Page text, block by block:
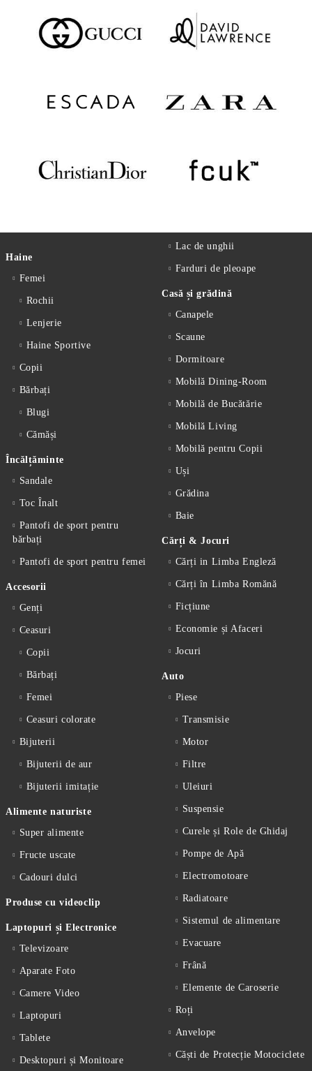
Haine
Femei
Rochii
Lenjerie
Haine Sportive
Copii
Bărbați
Blugi
Cămăși
Încălțăminte
Sandale
Toc Înalt
Pantofi de sport pentru
bărbați
Pantofi de sport pentru femei
Accesorii
Genți
Ceasuri
Copii
Bărbați
Femei
Ceasuri colorate
Bijuterii
Bijuterii de aur
Bijuterii imitație
Alimente naturiste
Super alimente
Fructe uscate
Cadouri dulci
Produse cu videoclip
Laptopuri și Electronice
Televizoare
Aparate Foto
Camere Video
Laptopuri
Tablete
Desktopuri și Monitoare
Lac de unghii
Farduri de pleoape
Casă și grădină
Canapele
Scaune
Dormitoare
Mobilă Dining-Room
Mobilă de Bucătărie
Mobilă Living
Mobilă pentru Copii
Uși
Grădina
Baie
Cărți & Jocuri
Cărți in Limba Engleză
Cărți în Limba Romănă
Ficțiune
Economie și Afaceri
Jocuri
Auto
Piese
Transmisie
Motor
Filtre
Uleiuri
Suspensie
Curele și Role de Ghidaj
Pompe de Apă
Electromotoare
Radiatoare
Sistemul de alimentare
Evacuare
Frână
Elemente de Caroserie
Roți
Anvelope
Căști de Protecție Motociclete